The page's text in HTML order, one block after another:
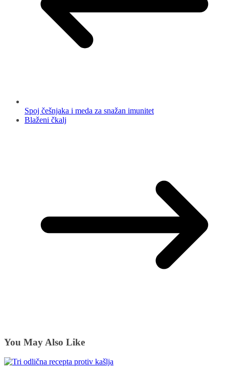
Spoj češnjaka i meda za snažan imunitet
Blaženi čkalj
You May Also Like